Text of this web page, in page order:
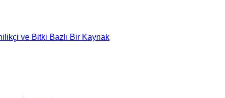
ve Bitki Bazlı Bir Kaynak